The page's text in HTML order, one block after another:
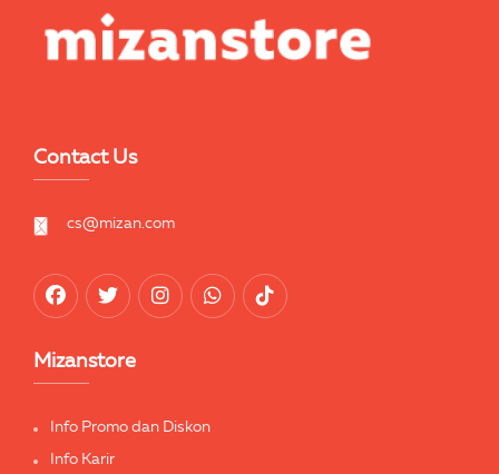
Contact Us
cs@mizan.com
Mizanstore
Info Promo dan Diskon
Info Karir